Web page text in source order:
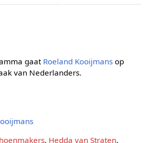
gaat Roeland Kooijmansop
van Nederlanders.
, Hedda van Straten,